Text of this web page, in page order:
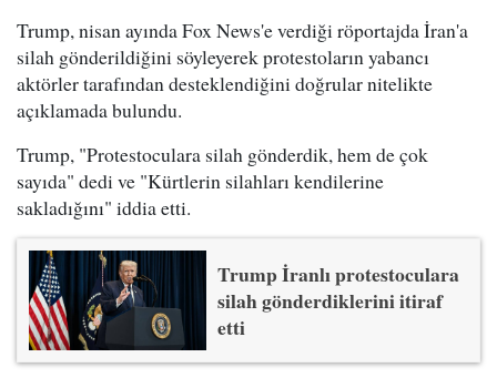
Trump, nisan ayında Fox News'e verdiği röportajda İran'a
silah gönderildiğini söyleyerek protestoların yabancı
aktörler tarafından desteklendiğini doğrular nitelikte
açıklamada bulundu.
Trump, "Protestoculara silah gönderdik, hem de çok
sayıda" dedi ve "Kürtlerin silahları kendilerine
sakladığını" iddia etti.
Trump İranlı protestoculara
silah gönderdiklerini itiraf
etti